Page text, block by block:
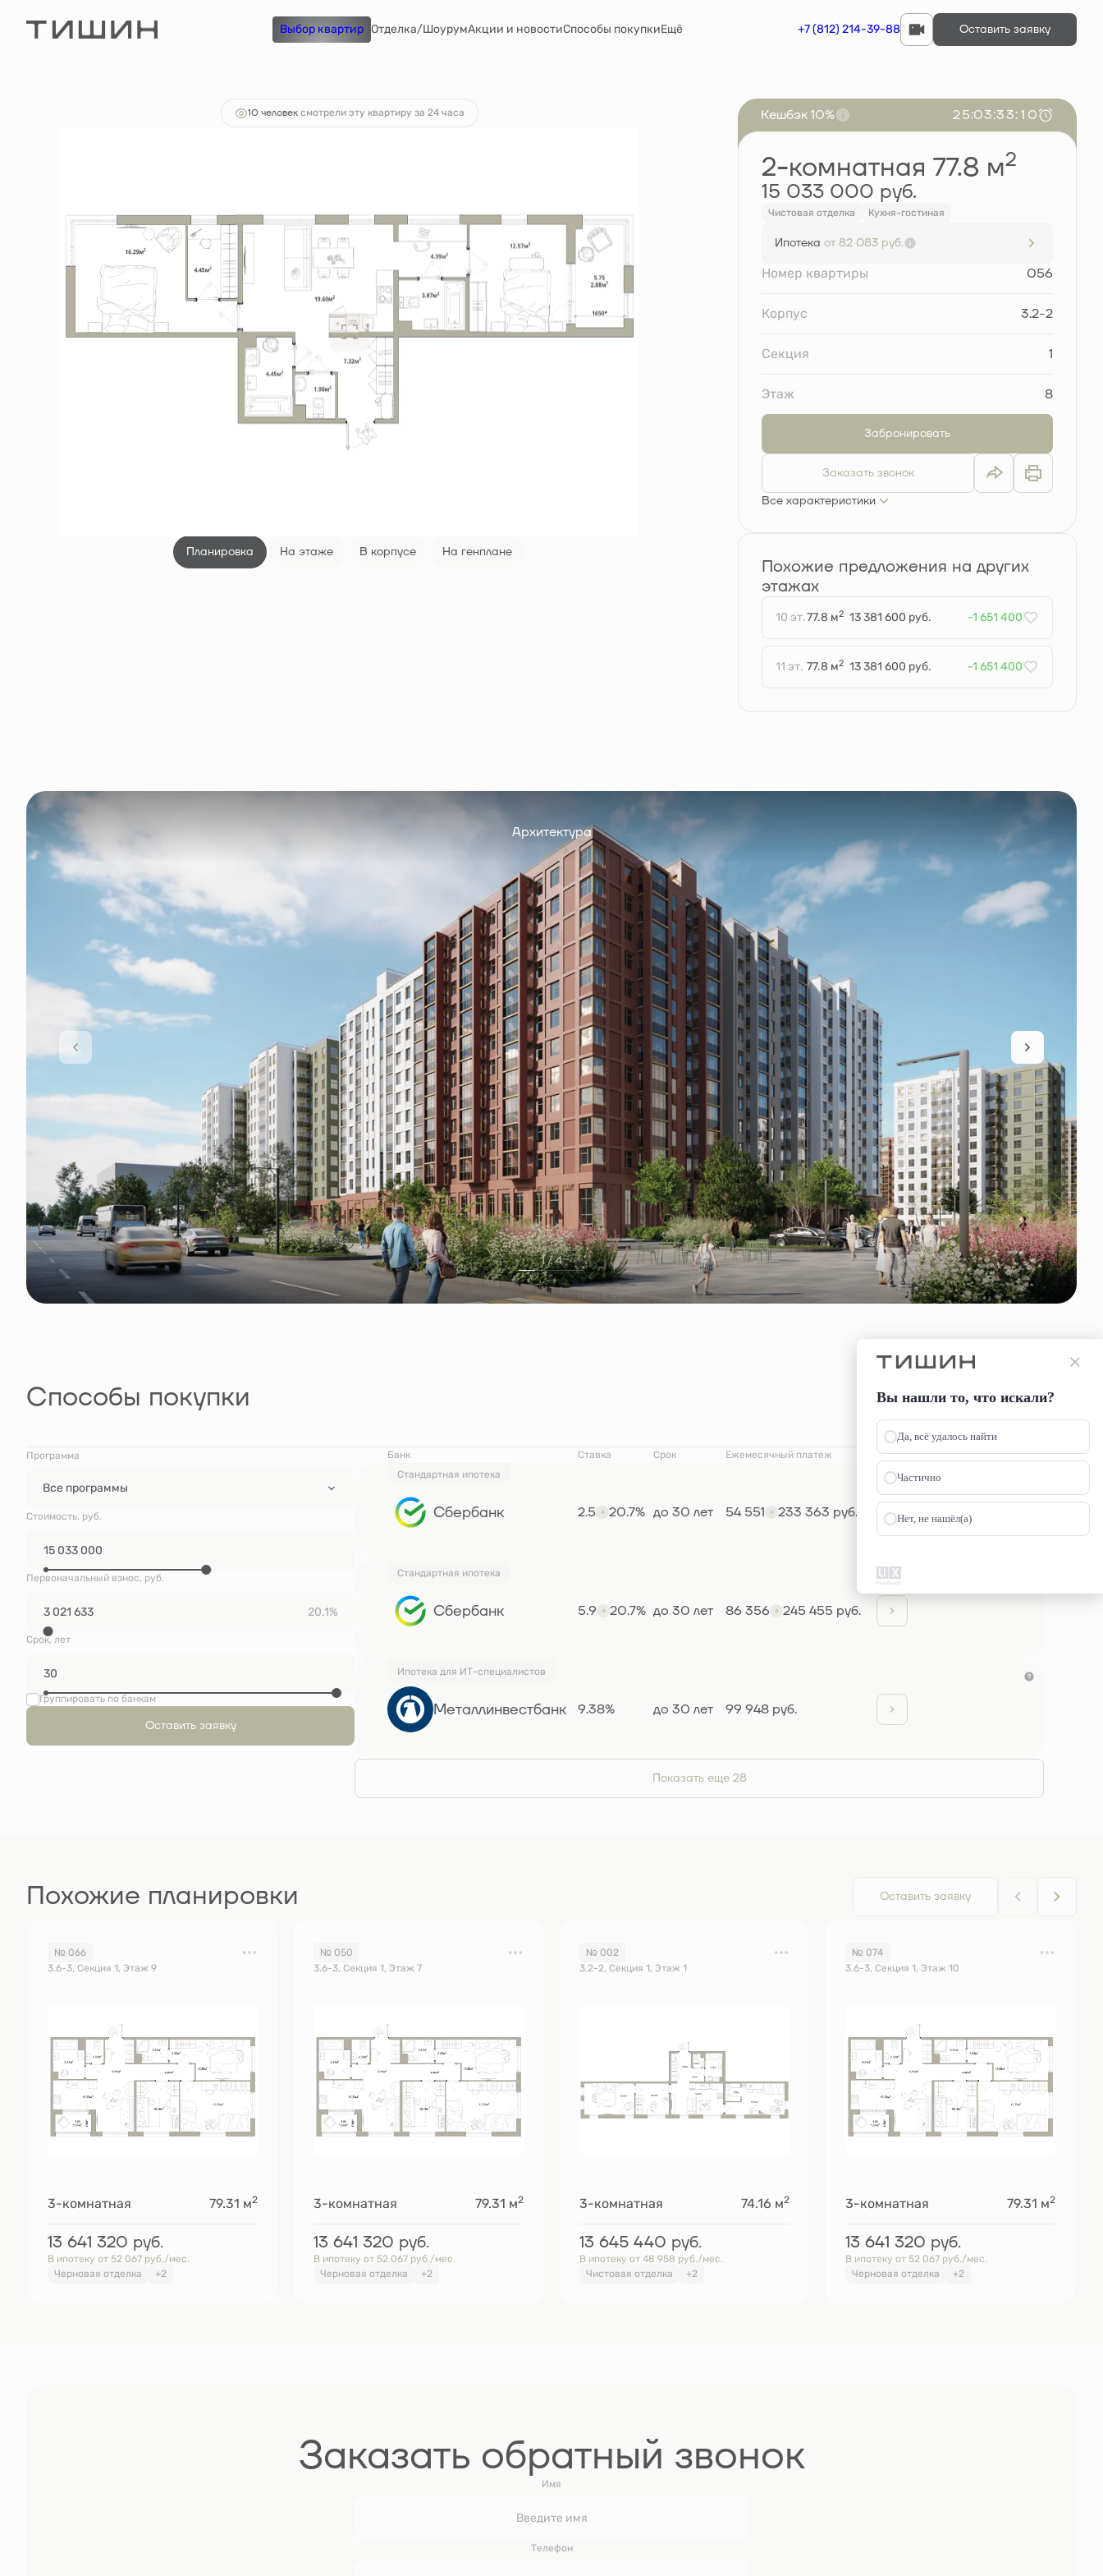
Выбор квартир Отделка/ШоурумАкции и новостиСпособы покупкиЕщё +7 (812) 214-39-88 Оставить заявку
2-комнатная 77.8 м 15 033 000 руб.Ипотекаот 82 083 руб. Забронировать
10 человек смотрели эту квартиру за 24 часа
Планировка На этаже В корпусе На генплане
Кешбэк 10% 25:03:33: 0 9
2-комнатная 77.8 м2
15 033 000 руб.
Чистовая отделка Кухня-гостиная
Ипотека от 82 083 руб.
Номер квартиры 056
Корпус 3.2-2
Секция 1
Этаж 8
Забронировать
Заказать звонок
Все характеристики
Похожие предложения на других
этажах
10 эт.77.8 м2 13 381 600 руб. -1 651 400
11 эт. 77.8 м2 13 381 600 руб. -1 651 400
Архитектура
1 / 4
Способы покупки
Программа
Все программы
Стоимость, руб.
Первоначальный взнос, руб.
20.1%
Срок, лет
Группировать по банкам
Оставить заявку
Банк Ставка Срок
Ежемесячный платеж
Стандартная ипотека
Сбербанк 2.5 20.7% до 30 лет 54 551 233 363 руб.
Стандартная ипотека
Сбербанк 5.9 20.7% до 30 лет 86 356 245 455 руб.
Ипотека для ИТ-специалистов
Металлинвестбанк 9.38% до 30 лет 99 948 руб.
Показать еще 28
Похожие планировки Оставить заявку
№ 066
3.6-3, Секция 1, Этаж 9
3-комнатная 79.31 м2
13 641 320 руб.
В ипотеку от 52 067 руб./мес.
Черновая отделка
+2
№ 050
3.6-3, Секция 1, Этаж 7
3-комнатная 79.31 м2
13 641 320 руб.
В ипотеку от 52 067 руб./мес.
Черновая отделка
+2
№ 002
3.2-2, Секция 1, Этаж 1
3-комнатная 74.16 м2
13 645 440 руб.
В ипотеку от 48 958 руб./мес.
Чистовая отделка
+2
№ 074
3.6-3, Секция 1, Этаж 10
3-комнатная 79.31 м2
13 641 320 руб.
В ипотеку от 52 067 руб./мес.
Черновая отделка
+2
Заказать обратный звонок
Имя
Телефон
Вы нашли то, что искали?
Да, всё удалось найти
Частично
Нет, не нашёл(а)